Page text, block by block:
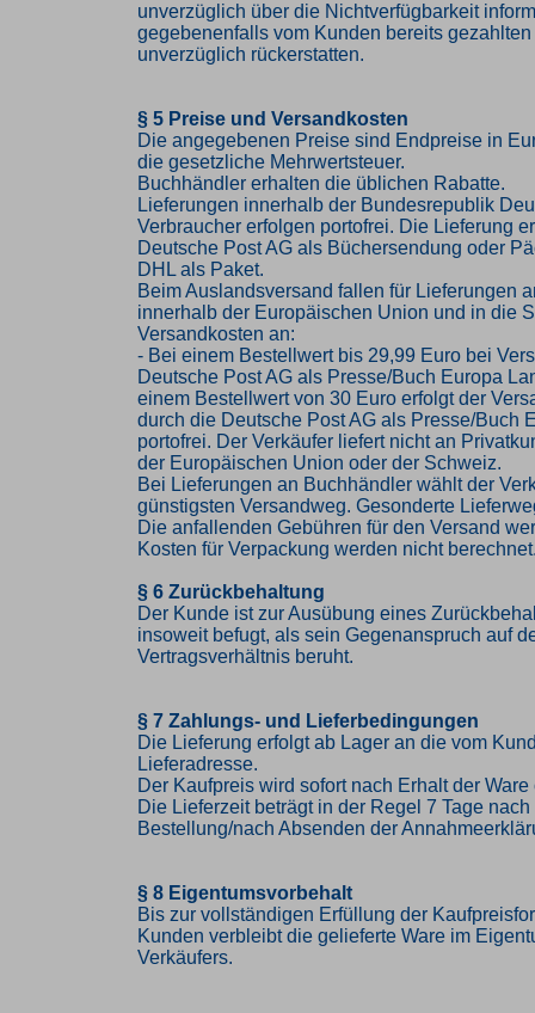
unverzüglich über die Nichtverfügbarkeit
gegebenenfalls vom Kunden bereits
unverzüglich rückerstatten.
§ 5 Preise und Versandkosten
Die angegebenen Preise sind Endpreise in
die gesetzliche Mehrwertsteuer.
Buchhändler erhalten die üblichen Rabatte.
Lieferungen innerhalb der Bundesrepublik
Verbraucher erfolgen portofrei. Die Lieferung
Deutsche Post AG als Büchersendung oder
DHL als Paket.
Beim Auslandsversand fallen für Lieferungen
innerhalb der Europäischen Union und in die
Versandkosten an:
- Bei einem Bestellwert bis 29,99 Euro bei
Deutsche Post AG als Presse/Buch Europa
einem Bestellwert von 30 Euro erfolgt der
durch die Deutsche Post AG als Presse/Buch
portofrei. Der Verkäufer liefert nicht an
der Europäischen Union oder der Schweiz.
Bei Lieferungen an Buchhändler wählt der
günstigsten Versandweg. Gesonderte
Die anfallenden Gebühren für den Versand
Kosten für Verpackung werden nicht
§ 6 Zurückbehaltung
Der Kunde ist zur Ausübung eines
insoweit befugt, als sein Gegenanspruch auf
Vertragsverhältnis beruht.
§ 7 Zahlungs- und Lieferbedingungen
Die Lieferung erfolgt ab Lager an die vom
Lieferadresse.
Der Kaufpreis wird sofort nach Erhalt der
Die Lieferzeit beträgt in der Regel 7 Tage
Bestellung/nach Absenden der
§ 8 Eigentumsvorbehalt
Bis zur vollständigen Erfüllung der
Kunden verbleibt die gelieferte Ware im
Verkäufers.